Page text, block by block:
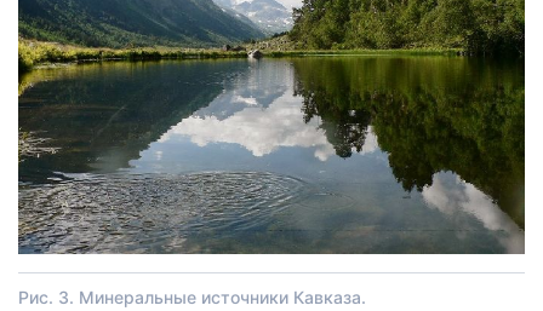
Рис. 3. Минеральные источники Кавказа.